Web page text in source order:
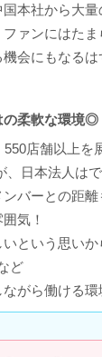
本社から大
ァンにはたま
会にもなるは
柔軟な環境◎
店舗以上を
、日本法人は
バーとの距離
気！
という思いか
ど
がら働ける環